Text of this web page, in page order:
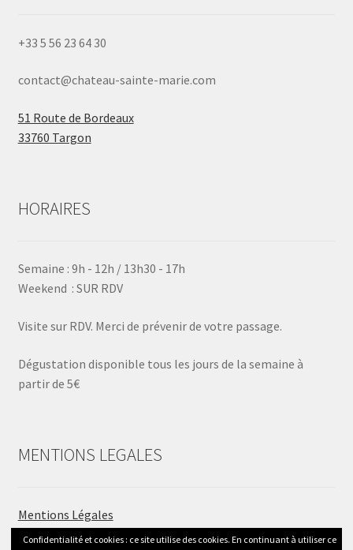
Confidentialité et cookies : ce site utilise des cookies. En continuant à utiliser ce
+33 5 56 23 64 30
contact@chateau-sainte-marie.com
51 Route de Bordeaux
33760 Targon
HORAIRES
Semaine : 9h - 12h / 13h30 - 17h
Weekend : SUR RDV
Visite sur RDV. Merci de prévenir de votre passage.
Dégustation disponible tous les jours de la semaine à
partir de 5€
MENTIONS LEGALES
Mentions Légales
Conditions générales de vente